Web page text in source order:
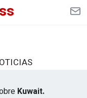
Kuwait.